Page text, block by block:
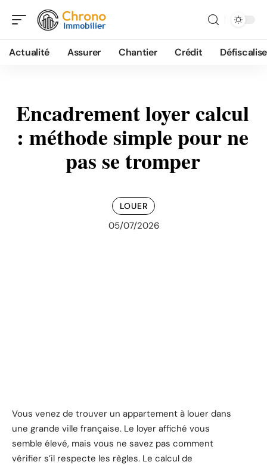
Actualité Assurer Chantier Crédit
Encadrement loyer calcul
: méthode simple pour ne
pas se tromper
LOUER
05/07/2026
Vous venez de trouver un appartement à louer dans
une grande ville française. Le loyer affiché vous
semble élevé, mais vous ne savez pas comment
vérifier s’il respecte les règles. Le calcul de